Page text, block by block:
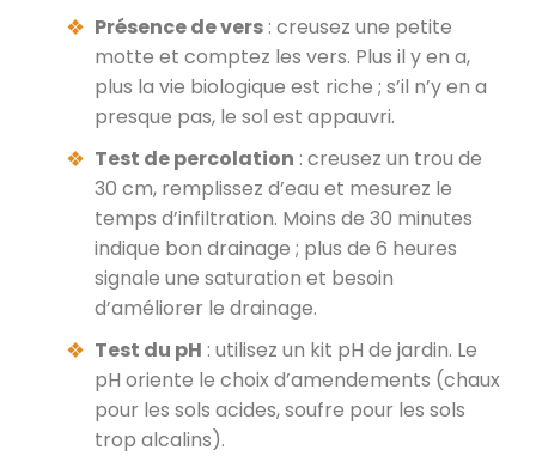
Présence de vers : creusez une petite
motte et comptez les vers. Plus il y en a,
plus la vie biologique est riche ; s’il n’y en a
presque pas, le sol est appauvri.
Test de percolation : creusez un trou de
30 cm, remplissez d’eau et mesurez le
temps d’infiltration. Moins de 30 minutes
indique bon drainage ; plus de 6 heures
signale une saturation et besoin
d’améliorer le drainage.
Test du pH : utilisez un kit pH de jardin. Le
pH oriente le choix d’amendements (chaux
pour les sols acides, soufre pour les sols
trop alcalins).